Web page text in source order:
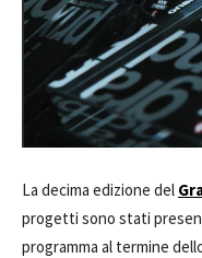
La decima edizione del
progetti sono stati
programma al termine